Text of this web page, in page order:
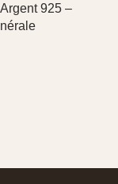
925 –